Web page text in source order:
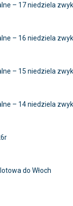
– 17 niedziela
– 16 niedziela
– 15 niedziela
– 14 niedziela
do Włoch